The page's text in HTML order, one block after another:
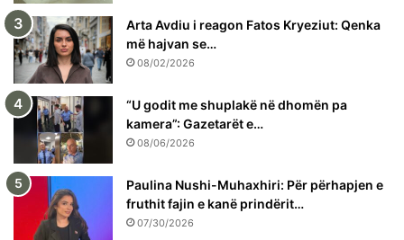
Arta Avdiu i reagon Fatos Kryeziut: Qenka
më hajvan se…
08/02/2026
“U godit me shuplakë në dhomën pa
kamera”: Gazetarët e…
08/06/2026
Paulina Nushi-Muhaxhiri: Për përhapjen e
fruthit fajin e kanë prindërit…
07/30/2026